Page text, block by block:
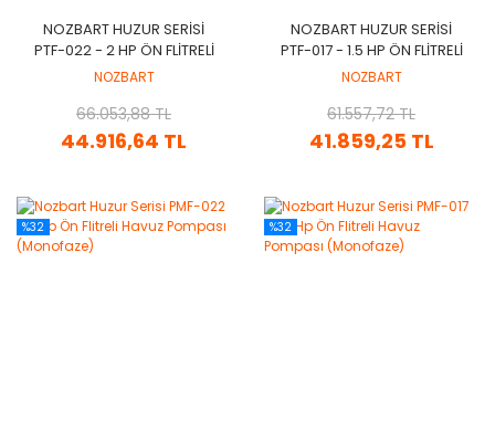
NOZBART HUZUR SERISI
PTF-022 - 2 HP ÖN FLITRELI
HAVUZ POMPASI (TRIFAZE)
NOZBART
44.916,64 TL
66.053,88 TL
NOZBART HUZUR SERISI
PTF-017 - 1.5 HP ÖN FLITRELI
HAVUZ POMPASI (TRIFAZE)
NOZBART
41.859,25 TL
61.557,72 TL
%32 %32